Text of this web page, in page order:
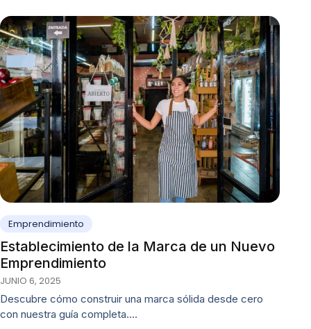
Emprendimiento
Establecimiento de la Marca de un Nuevo
Emprendimiento
JUNIO 6, 2025
Descubre cómo construir una marca sólida desde cero
con nuestra guía completa.…